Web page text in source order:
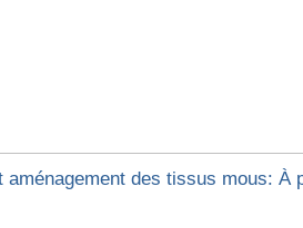
des tissus mous: À